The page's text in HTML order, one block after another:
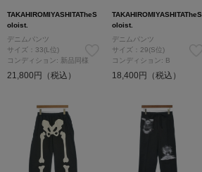
TAKAHIROMIYASHITATheS
oloist.
デニムパンツ
サイズ：33(L位)
コンディション: 新品同様
21,800円（税込）
TAKAHIROMIYASHITATheS
oloist.
デニムパンツ
サイズ：29(S位)
コンディション: B
18,400円（税込）